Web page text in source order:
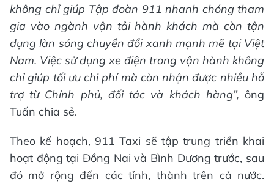
không chỉ giúp Tập đoàn 911 nhanh chóng tham
gia vào ngành vận tải hành khách mà còn tận
dụng làn sóng chuyển đổi xanh mạnh mẽ tại Việt
Nam. Việc sử dụng xe điện trong vận hành không
chỉ giúp tối ưu chi phí mà còn nhận được nhiều hỗ
trợ từ Chính phủ, đối tác và khách hàng”, ông
Tuấn chia sẻ.
Theo kế hoạch, 911 Taxi sẽ tập trung triển khai
hoạt động tại Đồng Nai và Bình Dương trước, sau
đó mở rộng đến các tỉnh, thành trên cả nước.